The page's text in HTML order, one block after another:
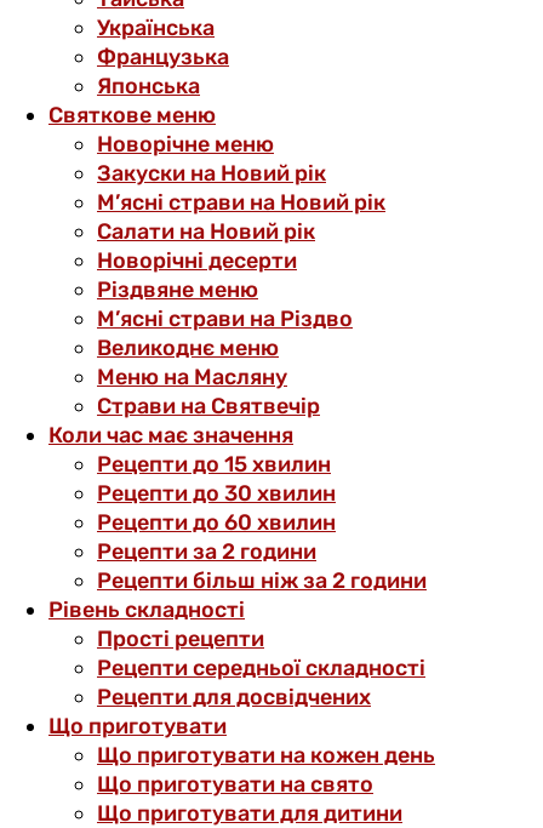
Українська
Французька
Японська
Святкове меню
Новорічне меню
Закуски на Новий рік
М’ясні страви на Новий рік
Салати на Новий рік
Новорічні десерти
Різдвяне меню
М’ясні страви на Різдво
Великоднє меню
Меню на Масляну
Страви на Святвечір
Коли час має значення
Рецепти до 15 хвилин
Рецепти до 30 хвилин
Рецепти до 60 хвилин
Рецепти за 2 години
Рецепти більш ніж за 2 години
Рівень складності
Прості рецепти
Рецепти середньої складності
Рецепти для досвідчених
Що приготувати
Що приготувати на кожен день
Що приготувати на свято
Що приготувати для дитини